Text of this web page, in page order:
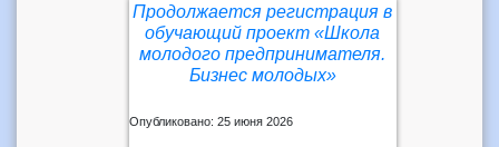
Продолжается регистрация в
обучающий проект «Школа
молодого предпринимателя.
Бизнес молодых»
Опубликовано: 25 июня 2026